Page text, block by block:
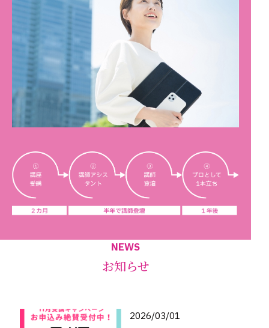
NEWS
お知らせ
2026/03/01